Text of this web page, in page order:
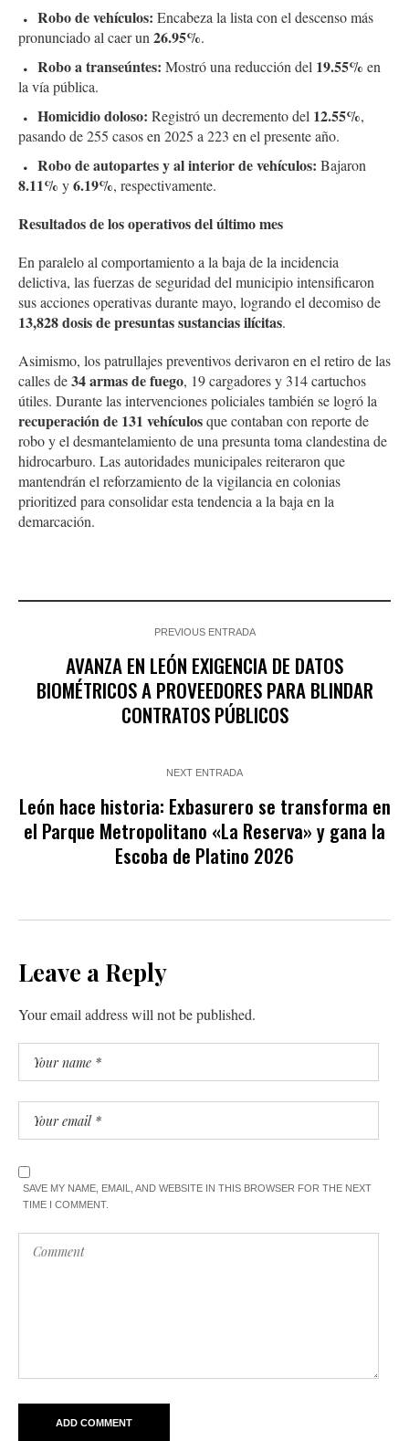
Robo de vehículos: Encabeza la lista con el descenso más
pronunciado al caer un26.95%.
Robo a transeúntes: Mostró una reducción del 19.55% en
la vía pública.
Homicidio doloso: Registró un decremento del 12.55%,
pasando de 255 casos en 2025 a 223 en el presente año.
Robo de autopartes y al interior de vehículos: Bajaron
8.11% y6.19%, respectivamente.
Resultados de los operativos del último mes
En paralelo al comportamiento a la baja de la incidencia
delictiva, las fuerzas de seguridad del municipio intensificaron
sus acciones operativas durante mayo, logrando el decomiso de
13,828 dosis de presuntas sustancias ilícitas.
Asimismo, los patrullajes preventivos derivaron en el retiro de las
calles de34 armas de fuego, 19 cargadores y 314 cartuchos
útiles. Durante las intervenciones policiales también se logró la
recuperación de 131 vehículosque contaban con reporte de
robo y el desmantelamiento de una presunta toma clandestina de
hidrocarburo. Las autoridades municipales reiteraron que
mantendrán el reforzamiento de la vigilancia en colonias
prioritized para consolidar esta tendencia a la baja en la
demarcación.
PREVIOUS ENTRADA
AVANZA EN LEÓN EXIGENCIA DE DATOS
BIOMÉTRICOS A PROVEEDORES PARA BLINDAR
CONTRATOS PÚBLICOS
NEXT ENTRADA
León hace historia: Exbasurero se transforma en
el Parque Metropolitano «La Reserva» y gana la
Escoba de Platino 2026
Leave a Reply
Your email address will not be published.
SAVE MY NAME, EMAIL, AND WEBSITE IN THIS BROWSER FOR THE NEXT
TIME I COMMENT.